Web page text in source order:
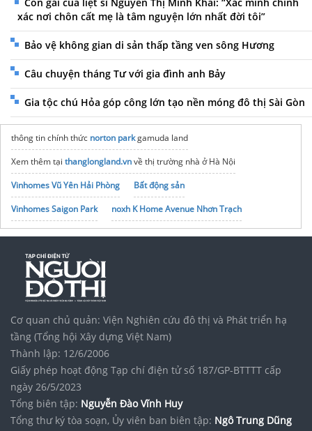
xác nơi chôn cất mẹ là tâm nguyện lớn nhất đời tôi”
Bảo vệ không gian di sản thấp tầng ven sông Hương
Câu chuyện tháng Tư với gia đình anh Bảy
Gia tộc chú Hỏa góp công lớn tạo nền móng đô thị Sài Gòn
thông tin chính thức norton parkgamuda land
Xem thêm tại thanglongland.vnvề thị trường nhà ở Hà Nội
Vinhomes Vũ Yên Hải Phòng
Bất động sản
Vinhomes Saigon Park
noxh K Home Avenue Nhơn Trạch
Tập đoàn Bcons Group
Cơ quan chủ quản: Viện Nghiên cứu đô thị và Phát triển hạ
tầng (Tổng hội Xây dựng Việt Nam)
Thành lập: 12/6/2006
Giấy phép hoạt động Tạp chí điện tử số 187/GP-BTTTT cấp
ngày 26/5/2023
Tổng biên tập: Nguyễn Đào Vĩnh Huy
Tổng thư ký tòa soạn, Ủy viên ban biên tập: Ngô Trung Dũng